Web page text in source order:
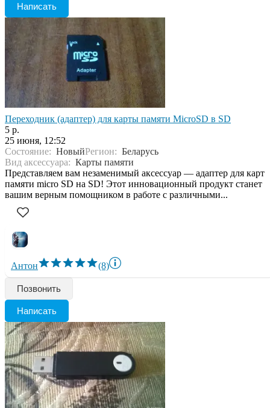
Написать
Переходник (адаптер) для карты памяти MicroSD в SD
5 р.
25 июня, 12:52
Состояние: НовыйРегион: Беларусь
Вид аксессуара: Карты памяти
Представляем вам незаменимый аксессуар — адаптер для карт
памяти micro SD на SD! Этот инновационный продукт станет
вашим верным помощником в работе с различными...
Антон (8)
Позвонить
Написать